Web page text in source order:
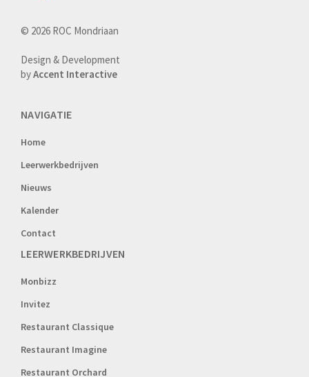
© 2026 ROC Mondriaan
Design & Development
byAccent Interactive
NAVIGATIE
Home
Leerwerkbedrijven
Nieuws
Kalender
Contact
LEERWERKBEDRIJVEN
Monbizz
Invitez
Restaurant Classique
Restaurant Imagine
Restaurant Orchard